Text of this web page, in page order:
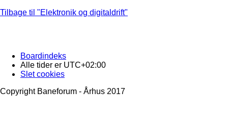
Tilbage til "Elektronik og digitaldrift"
Boardindeks
Alle tider er UTC+02:00
Slet cookies
Copyright Baneforum - Århus 2017